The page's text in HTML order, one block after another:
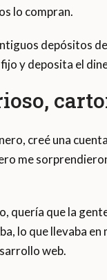
lo compran.
depósitos
y deposita el
creé una
me
quería que la
lo que llevaba
web.